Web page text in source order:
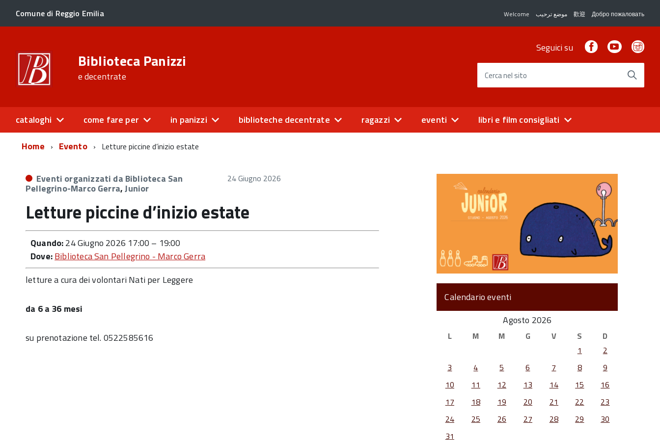
Comune di Reggio Emilia Welcome موضع ترحيب 歡迎 Добро пожаловать
Biblioteca Panizzi
e decentrate
Seguici su FacebookYoutube
Cerca nel sito
cataloghi come fare per in panizzi biblioteche decentrate ragazzi eventi
libri e film consigliati
Home
Evento Letture piccine d’inizio estate
Eventi organizzati da Biblioteca San
Pellegrino-Marco Gerra,Junior
24 Giugno 2026
Letture piccine d’inizio estate
Quando:24 Giugno 2026 17:00 – 19:00
Dove:Biblioteca San Pellegrino - Marco Gerra
letture a cura dei volontari Nati per Leggere
da 6 a 36 mesi
su prenotazione tel. 0522585616
Calendario eventi
Agosto 2026
L M M G V S
D
1
2
3
4 5 6 7 8
9
10
11 12 13 14 15
16
17
18 19 20 21 22
23
24
25 26 27 28 29
30
31